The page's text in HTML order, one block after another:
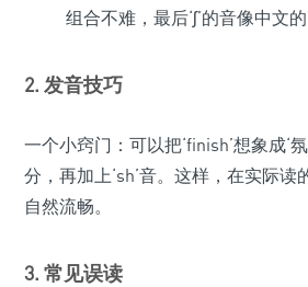
组合不难，最后‘ʃ’的音像中文的
2. 发音技巧
一个小窍门：可以把‘finish’想象成‘
分，再加上‘sh’音。这样，在实际读
自然流畅。
3. 常见误读